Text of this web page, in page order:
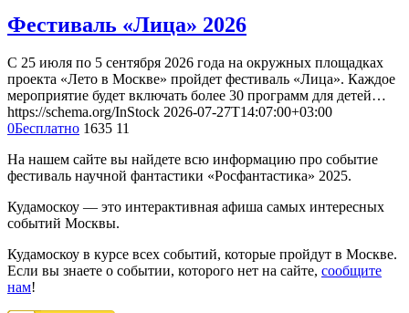
Фестиваль «Лица» 2026
С 25 июля по 5 сентября 2026 года на окружных площадках
проекта «Лето в Москве» пройдет фестиваль «Лица». Каждое
мероприятие будет включать более 30 программ для детей…
https://schema.org/InStock 2026-07-27T14:07:00+03:00
0Бесплатно 1635 11
На нашем сайте вы найдете всю информацию про событие
фестиваль научной фантастики «Росфантастика» 2025.
Кудамоскоу — это интерактивная афиша самых интересных
событий Москвы.
Кудамоскоу в курсе всех событий, которые пройдут в Москве.
Если вы знаете о событии, которого нет на сайте, сообщите
нам!